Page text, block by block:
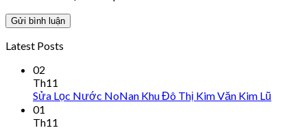
Latest Posts
02
Th11
Sửa Lọc Nước NoNan Khu Đô Thị Kim Văn Kim Lũ
01
Th11